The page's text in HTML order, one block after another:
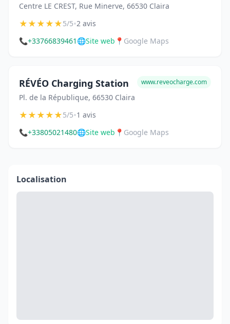
Centre LE CREST, Rue Minerve, 66530 Claira
★★★★★5/5•2 avis
📞+33766839461 🌐Site web 📍 Google Maps
RÉVÉO Charging Station
Pl. de la République, 66530 Claira
www.reveocharge.com
★★★★★5/5•1 avis
📞+33805021480🌐Site web 📍 Google Maps
Localisation